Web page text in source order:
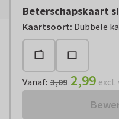
Beterschapskaart
Kaartsoort: Dubbele
Vanaf: € 2,99 excl.
Vanaf: 3,09 2,99